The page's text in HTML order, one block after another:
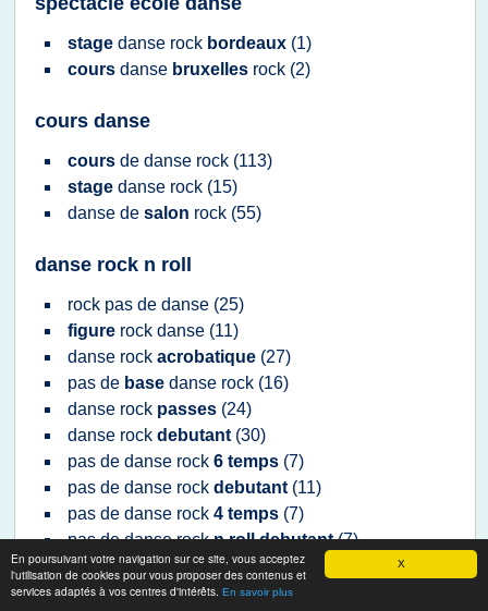
X
En poursuivant votre navigation sur ce site, vous acceptez
l'utilisation de cookies pour vous proposer des contenus et
services adaptés à vos centres d'intérêts. En savoir plus
stage danse rock bordeaux (1)
cours danse bruxelles rock (2)
cours danse
cours de danse rock (113)
stage danse rock (15)
danse de salon rock (55)
danse rock n roll
rock pas de danse (25)
figure rock danse (11)
danse rock acrobatique (27)
pas de base danse rock (16)
danse rock passes (24)
danse rock debutant (30)
pas de danse rock 6 temps (7)
pas de danse rock debutant (11)
pas de danse rock 4 temps (7)
pas dedanse rockn roll debutant(7)
figurededanse rockacrobatique